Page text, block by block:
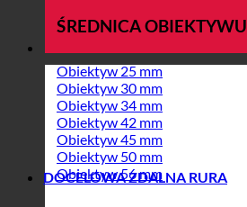
ŚREDNICA OBIEKTYWU
Obiektyw 25 mm
Obiektyw 30 mm
Obiektyw 34 mm
Obiektyw 42 mm
Obiektyw 45 mm
Obiektyw 50 mm
Obiektyw 56 mm
DOCELOWA ZDALNA RURA